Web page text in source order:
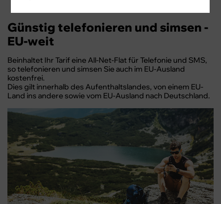
Günstig telefonieren und simsen -
EU-weit
Beinhaltet Ihr Tarif eine All-Net-Flat für Telefonie und SMS,
so telefonieren und simsen Sie auch im EU-Ausland
kostenfrei.
Dies gilt innerhalb des Aufenthaltslandes, von einem EU-
Land ins andere sowie vom EU-Ausland nach Deutschland.